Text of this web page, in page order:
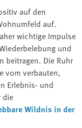
auf den
auf.
wichtige Impulse
und
beitragen. Die Ruhr
vom verbauten,
Erlebnis- und
die
Wildnis in der